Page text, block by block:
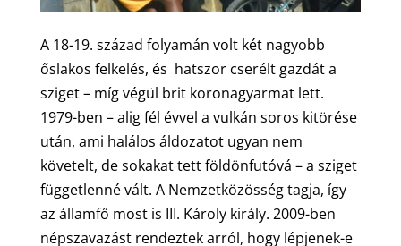
A 18-19. század folyamán volt két nagyobb
őslakos felkelés, és hatszor cserélt gazdát a
sziget – míg végül brit koronagyarmat lett.
1979-ben – alig fél évvel a vulkán soros kitörése
után, ami halálos áldozatot ugyan nem
követelt, de sokakat tett földönfutóvá – a sziget
függetlenné vált. A Nemzetközösség tagja, így
az államfő most is III. Károly király. 2009-ben
népszavazást rendeztek arról, hogy lépjenek-e